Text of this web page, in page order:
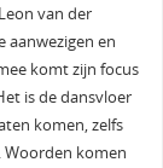
van der
aanwezigen en
komt zijn focus
is de dansvloer
komen, zelfs
Woorden komen